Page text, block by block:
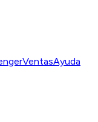
VentasAyuda